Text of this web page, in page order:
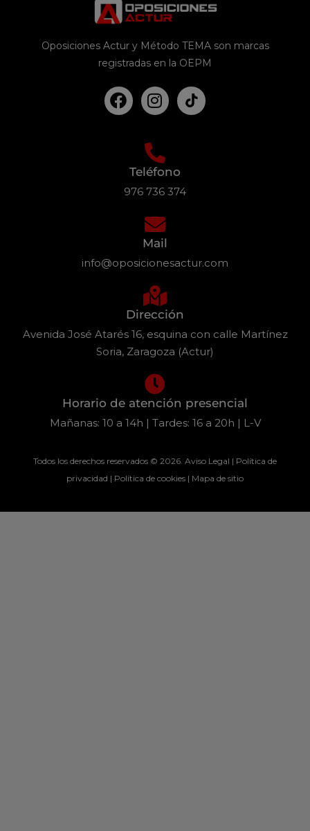
Oposiciones Actur y Método TEMA son marcas
registradas en la OEPM
Teléfono
976 736 374
Mail
info@oposicionesactur.com
Dirección
Avenida José Atarés 16, esquina con calle Martínez
Soria, Zaragoza (Actur)
Horario de atención presencial
Mañanas: 10 a 14h | Tardes: 16 a 20h | L-V
Todos los derechos reservados © 2026. Aviso Legal | Política de
privacidad | Política de cookies | Mapa de sitio